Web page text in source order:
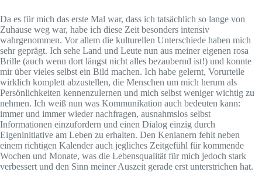
Da es für mich das erste Mal war, dass ich tatsächlich so lange von
Zuhause weg war, habe ich diese Zeit besonders intensiv
wahrgenommen. Vor allem die kulturellen Unterschiede haben mich
sehr geprägt. Ich sehe Land und Leute nun aus meiner eigenen rosa
Brille (auch wenn dort längst nicht alles bezaubernd ist!) und konnte
mir über vieles selbst ein Bild machen. Ich habe gelernt, Vorurteile
wirklich komplett abzustellen, die Menschen um mich herum als
Persönlichkeiten kennenzulernen und mich selbst weniger wichtig zu
nehmen. Ich weiß nun was Kommunikation auch bedeuten kann:
immer und immer wieder nachfragen, ausnahmslos selbst
Informationen einzufordern und einen Dialog einzig durch
Eigeninitiative am Leben zu erhalten. Den Kenianern fehlt neben
einem richtigen Kalender auch jegliches Zeitgefühl für kommende
Wochen und Monate, was die Lebensqualität für mich jedoch stark
verbessert und den Sinn meiner Auszeit gerade erst unterstrichen hat.